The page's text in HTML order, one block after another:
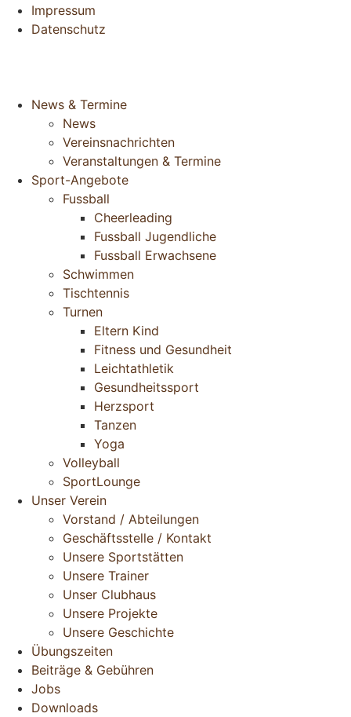
Impressum
Datenschutz
News & Termine
News
Vereinsnachrichten
Veranstaltungen & Termine
Sport-Angebote
Fussball
Cheerleading
Fussball Jugendliche
Fussball Erwachsene
Schwimmen
Tischtennis
Turnen
Eltern Kind
Fitness und Gesundheit
Leichtathletik
Gesundheitssport
Herzsport
Tanzen
Yoga
Volleyball
SportLounge
Unser Verein
Vorstand / Abteilungen
Geschäftsstelle / Kontakt
Unsere Sportstätten
Unsere Trainer
Unser Clubhaus
Unsere Projekte
Unsere Geschichte
Übungszeiten
Beiträge & Gebühren
Jobs
Downloads